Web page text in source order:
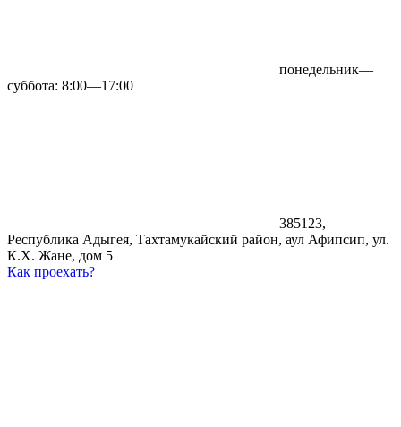
понедельник—
суббота: 8:00—17:00
385123,
Республика Адыгея, Тахтамукайский район, аул Афипсип, ул.
К.Х. Жане, дом 5
Как проехать?